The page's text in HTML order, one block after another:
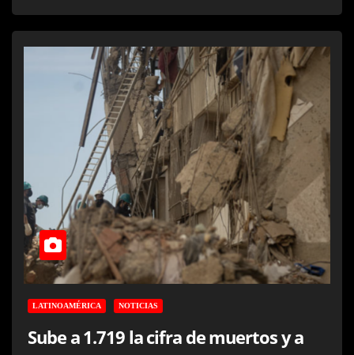
LATINOAMÉRICA NOTICIAS
Sube a 1.719 la cifra de muertos y a